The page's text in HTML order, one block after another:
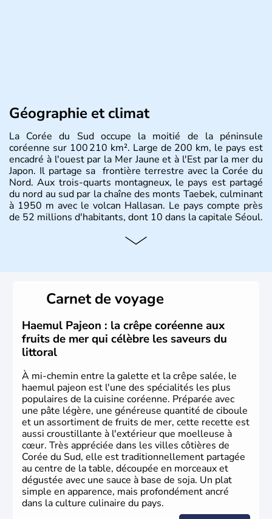
Géographie et climat
La Corée du Sud occupe la moitié de la péninsule
coréenne sur 100 210 km². Large de 200 km, le pays est
encadré à l'ouest par la Mer Jaune et à l'Est par la mer du
Japon. Il partage sa frontière terrestre avec la Corée du
Nord. Aux trois-quarts montagneux, le pays est partagé
du nord au sud par la chaîne des monts Taebek, culminant
à 1950 m avec le volcan Hallasan. Le pays compte près
de 52 millions d'habitants, dont 10 dans la capitale Séoul.
Histoire et administration
christianisme et le bouddhisme en sont les deux
principales religions. Ce pays partage sa culture avec la
Corée du Nord. Les Jeux Olympiques s’y sont déroulés en
1988, de même que la Coupe du Monde de football en
2002, en collaboration avec le Japon.
Carnet de voyage
Haemul Pajeon : la crêpe coréenne aux
fruits de mer qui célèbre les saveurs du
littoral
À mi-chemin entre la galette et la crêpe salée, le
haemul pajeon est l'une des spécialités les plus
populaires de la cuisine coréenne. Préparée avec
une pâte légère, une généreuse quantité de ciboule
et un assortiment de fruits de mer, cette recette est
aussi croustillante à l'extérieur que moelleuse à
cœur. Très appréciée dans les villes côtières de
Corée du Sud, elle est traditionnellement partagée
au centre de la table, découpée en morceaux et
dégustée avec une sauce à base de soja. Un plat
simple en apparence, mais profondément ancré
dans la culture culinaire du pays.